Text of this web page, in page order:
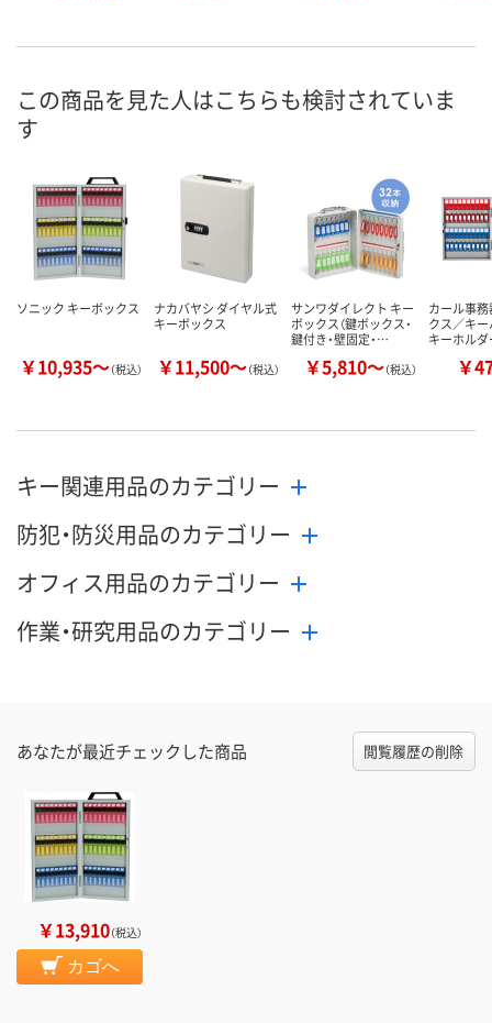
この商品を見た人はこちらも検討されていま
す
ソニック キーボックス
￥10,935～（税込）
ナカバヤシ ダイヤル式
キーボックス
￥11,500～（税込）
サンワダイレクト キー
ボックス（鍵ボックス・
鍵付き・壁固定・…
￥5,810～（税込）
カール事
クス／キ
キーホルダ
￥
キー関連用品のカテゴリー
防犯・防災用品のカテゴリー
オフィス用品のカテゴリー
作業・研究用品のカテゴリー
あなたが最近チェックした商品 閲覧履歴の削除
￥13,910（税込）
カゴへ